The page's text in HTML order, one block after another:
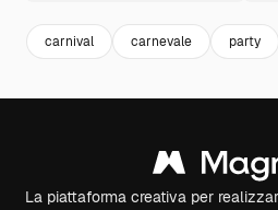
carnival carnevale party
La piattaforma creativa per